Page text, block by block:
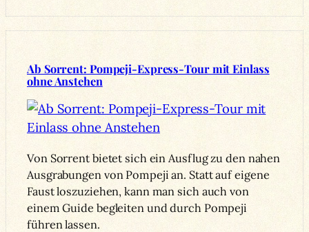
Ab Sorrent: Pompeji-Express-Tour mit Einlass
ohne Anstehen
Von Sorrent bietet sich ein Ausflug zu den nahen
Ausgrabungen von Pompeji an. Statt auf eigene
Faust loszuziehen, kann man sich auch von
einem Guide begleiten und durch Pompeji
führen lassen.